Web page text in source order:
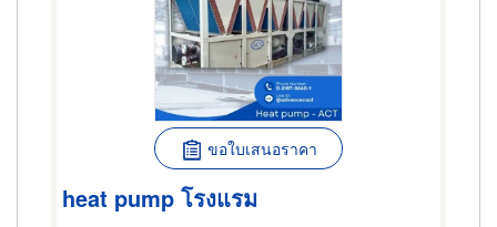
ขอใบเสนอราคา
heat pump โรงแรม